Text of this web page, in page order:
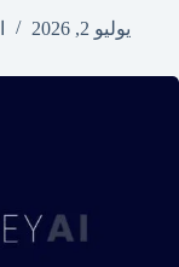
يوليو 2, 2026